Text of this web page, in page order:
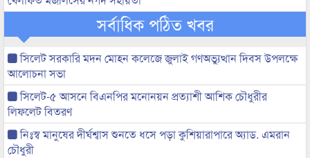
সর্বাধিক পঠিত খবর
সিলেট সরকারি মদন মোহন কলেজে জুলাই গণঅভ্যুত্থান দিবস উপলক্ষে
আলোচনা সভা
সিলেট-৫ আসনে বিএনপির মনোনয়ন প্রত্যাশী আশিক চৌধুরীর
লিফলেট বিতরণ
নিঃস্ব মানুষের দীর্ঘশ্বাস শুনতে ধসে পড়া কুশিয়ারাপারে অ্যাড. এমরান
চৌধুরী